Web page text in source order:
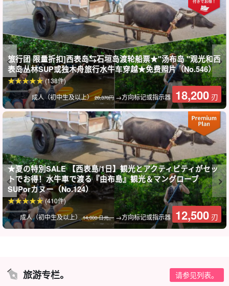
乘坐水牛车游览 "由布岛"。
由布岛是一个偏远小岛，从西表岛乘坐水牛车约 15 分钟即可到达，
在这里可以看到独特的亚热带动植物。
在整个岛屿都是植物园的由布岛上放松身心，观赏金蛹等珍稀生物
和亚热带特有植物，感受非同寻常的乐趣！
*本计划适用于皮纳萨拉号。仅瀑布壶转到
⬇︎ 前往瀑布顶端的路线可在这里找到： ⬇︎
西表岛/1天]前往Pinaisara瀑布顶端和瀑布盆地！人数有
限的特别行程☆红树林独木舟和徒步旅行路线♪从瀑布
顶端眺望的景色一定会令人印象深刻♪附带午餐（12
号）
开始时间9:00-16:00.
所要时间：约 6.5 小时。
14,000 日元。
⬇︎ 半天快速课程： ⬇︎
西表岛/半日上午]红树林独木舟和皮纳萨拉瀑布徒步旅行
旅行团 限量折扣]西表岛⇆石垣岛渡轮船票★"汤布岛 "观光和西
表岛丛林SUP或独木舟旅行水牛车穿越★免费照片（No.546）
成人（初中生及以上）20,370円→方向标记或指示器 18,200 刃
(138件)
★夏の特別SALE 【西表島/1日】観光とアクティビティがセッ
トでお得！水牛車で渡る『由布島』観光＆マングローブ
SUPorカヌー（No.124）
成人（初中生及以上）14,000 日元。→方向标记或指示器 12,500 刃
(410件)
旅游专栏。 请参见列表。